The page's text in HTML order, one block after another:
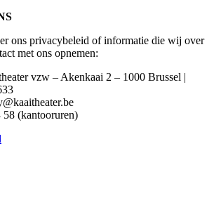
ons privacybeleid of informatie die wij over
met ons opnemen:
vzw – Akenkaai 2 – 1000 Brussel |
58 (kantooruren)